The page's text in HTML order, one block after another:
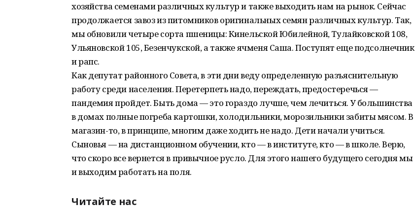
хозяйства семенами различных культур и также выходить нам на рынок. Сейчас
продолжается завоз из питомников оригинальных семян различных культур. Так,
мы обновили четыре сорта пшеницы: Кинельской Юбилейной, Тулайковской 108,
Ульяновской 105, Безенчукской, а также ячменя Саша. Поступят еще подсолнечник
и рапс.
Как депутат районного Совета, в эти дни веду определенную разъяснительную
работу среди населения. Перетерпеть надо, переждать, предостеречься —
пандемия пройдет. Быть дома — это гораздо лучше, чем лечиться. У большинства
в домах полные погреба картошки, холодильники, морозильники забиты мясом. В
магазин-то, в принципе, многим даже ходить не надо. Дети начали учиться.
Сыновья — на дистанционном обучении, кто — в институте, кто — в школе. Верю,
что скоро все вернется в привычное русло. Для этого нашего будущего сегодня мы
и выходим работать на поля.
Читайте нас